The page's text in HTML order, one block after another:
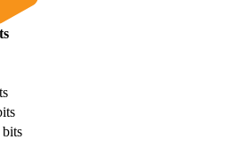
bits